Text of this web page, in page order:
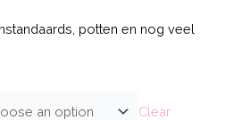
potten en nog veel
Clear